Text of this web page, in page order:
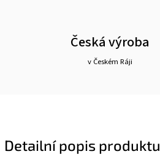
Česká výroba
v Českém Ráji
Detailní popis produktu